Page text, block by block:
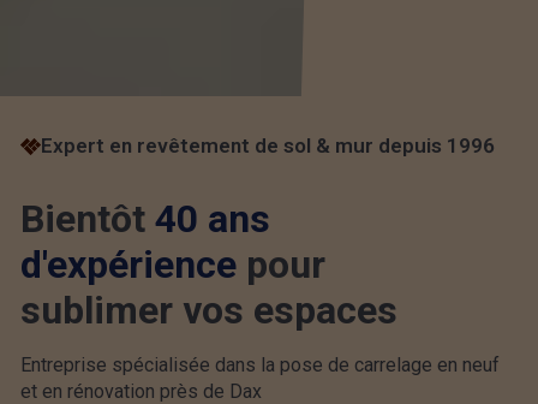
Expert en revêtement de sol & mur depuis 1996
Bientôt 40 ans
d'expérience pour
sublimer vos espaces
Entreprise spécialisée dans la pose de carrelage en neuf
et en rénovation près de Dax